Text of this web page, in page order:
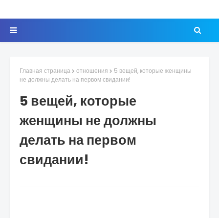
Главная страница отношения
5 вещей, которые женщины
не должны делать на первом свидании!
5 вещей, которые
женщины не должны
делать на первом
свидании!